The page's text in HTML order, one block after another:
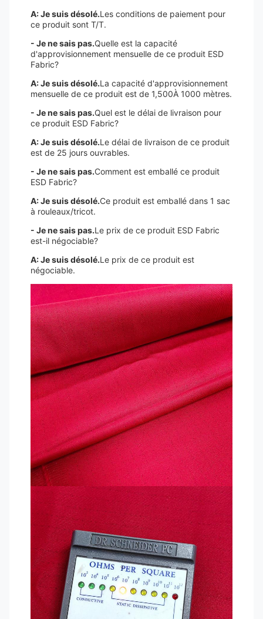
A: Je suis désolé.Les conditions de paiement pour
ce produit sont T/T.
- Je ne sais pas.Quelle est la capacité
d'approvisionnement mensuelle de ce produit ESD
Fabric?
A: Je suis désolé.La capacité d'approvisionnement
mensuelle de ce produit est de 1,500À 1000 mètres.
- Je ne sais pas.Quel est le délai de livraison pour
ce produit ESD Fabric?
A: Je suis désolé.Le délai de livraison de ce produit
est de 25 jours ouvrables.
- Je ne sais pas.Comment est emballé ce produit
ESD Fabric?
A: Je suis désolé.Ce produit est emballé dans 1 sac
à rouleaux/tricot.
- Je ne sais pas.Le prix de ce produit ESD Fabric
est-il négociable?
A: Je suis désolé.Le prix de ce produit est
négociable.